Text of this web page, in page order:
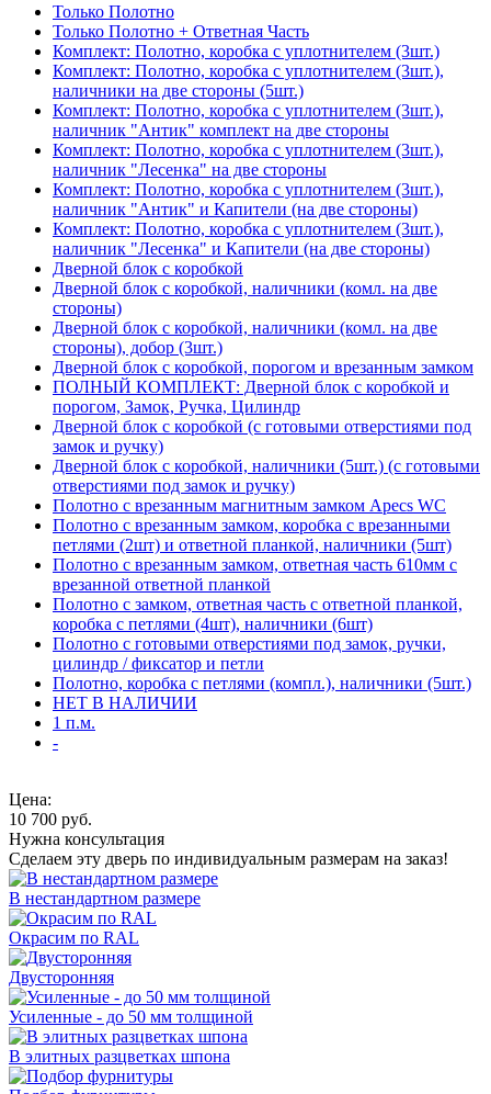
Только Полотно
Только Полотно + Ответная Часть
Комплект: Полотно, коробка с уплотнителем (3шт.)
Комплект: Полотно, коробка с уплотнителем (3шт.),
наличники на две стороны (5шт.)
Комплект: Полотно, коробка с уплотнителем (3шт.),
наличник "Антик" комплект на две стороны
Комплект: Полотно, коробка с уплотнителем (3шт.),
наличник "Лесенка" на две стороны
Комплект: Полотно, коробка с уплотнителем (3шт.),
наличник "Антик" и Капители (на две стороны)
Комплект: Полотно, коробка с уплотнителем (3шт.),
наличник "Лесенка" и Капители (на две стороны)
Дверной блок с коробкой
Дверной блок с коробкой, наличники (комл. на две
стороны)
Дверной блок с коробкой, наличники (комл. на две
стороны), добор (3шт.)
Дверной блок с коробкой, порогом и врезанным замком
ПОЛНЫЙ КОМПЛЕКТ: Дверной блок с коробкой и
порогом, Замок, Ручка, Цилиндр
Дверной блок с коробкой (с готовыми отверстиями под
замок и ручку)
Дверной блок с коробкой, наличники (5шт.) (с готовыми
отверстиями под замок и ручку)
Полотно с врезанным магнитным замком Apecs WC
Полотно с врезанным замком, коробка с врезанными
петлями (2шт) и ответной планкой, наличники (5шт)
Полотно с врезанным замком, ответная часть 610мм с
врезанной ответной планкой
Полотно с замком, ответная часть с ответной планкой,
коробка с петлями (4шт), наличники (6шт)
Полотно с готовыми отверстиями под замок, ручки,
цилиндр / фиксатор и петли
Полотно, коробка с петлями (компл.), наличники (5шт.)
НЕТ В НАЛИЧИИ
1 п.м.
-
Цена:
10 700 руб.
Нужна консультация
Сделаем эту дверь по индивидуальным размерам на заказ!
В нестандартном размере
Окрасим по RAL
Двусторонняя
Усиленные - до 50 мм толщиной
В элитных разцветках шпона